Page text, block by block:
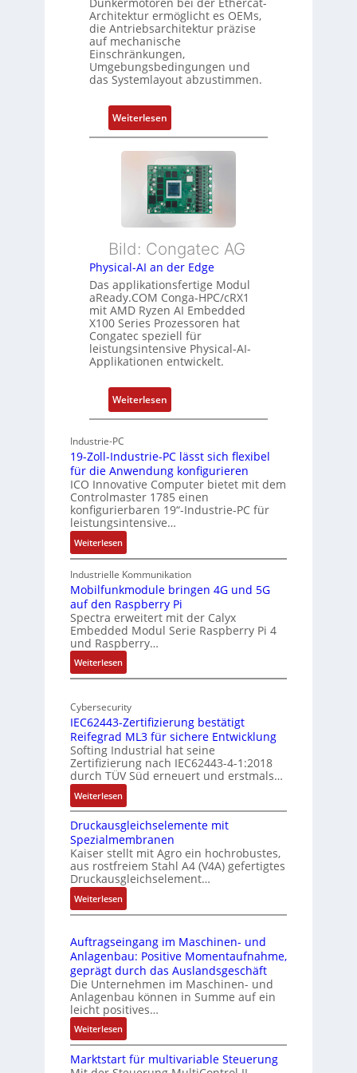
c
h
u
n
g
u
n
g
u
n
Z
u
s
t
a
n
d
ü
b
e
r
w
a
c
h
u
n
g
s
o
r
g
t
f
ü
r
m
e
h
r
i
s
t
u
n
g
Architektur ermöglicht es OEMs,
die Antriebsarchitektur präzise
auf mechanische
Einschränkungen,
Umgebungsbedingungen und
das Systemlayout abzustimmen.
Weiterlesen:
F
l
e
x
i
b
e
E
t
h
e
r
c
a
t
-
A
c
h
i
t
e
r
Bild: Congatec AG
Physical-AI an der Edge
Das applikationsfertige Modul
aReady.COM Conga-HPC/cRX1
mit AMD Ryzen AI Embedded
X100 Series Prozessoren hat
Congatec speziell für
leistungsintensive Physical-AI-
Applikationen entwickelt.
Weiterlesen:
P
s
i
c
a
I
a
n
d
E
g
e
Industrie-PC
19-Zoll-Industrie-PC lässt sich flexibel
für die Anwendung konfigurieren
ICO Innovative Computer bietet mit dem
Controlmaster 1785 einen
konfigurierbaren 19“-Industrie-PC für
leistungsintensive…
Weiterlesen:
1
9
-
Z
o
l
l
-
I
d
u
t
r
i
e
-
P
C
l
ä
s
s
s
c
h
f
l
e
x
i
Industrielle Kommunikation
Mobilfunkmodule bringen 4G und 5G
auf den Raspberry Pi
Spectra erweitert mit der Calyx
Embedded Modul Serie Raspberry Pi 4
und Raspberry…
Weiterlesen:
M
b
i
f
u
n
k
m
o
d
u
l
e
b
r
i
n
e
n
4
G
u
n
Cybersecurity
IEC62443-Zertifizierung bestätigt
Reifegrad ML3 für sichere Entwicklung
Softing Industrial hat seine
Zertifizierung nach IEC62443-4-1:2018
durch TÜV Süd erneuert und erstmals…
Weiterlesen:
I
E
C
6
2
4
4
3
Z
e
r
t
i
i
Druckausgleichselemente mit
Spezialmembranen
Kaiser stellt mit Agro ein hochrobustes,
aus rostfreiem Stahl A4 (V4A) gefertigtes
Druckausgleichselement…
Weiterlesen:
D
u
c
k
a
u
s
g
l
e
Auftragseingang im Maschinen- und
Anlagenbau: Positive Momentaufnahme,
geprägt durch das Auslandsgeschäft
Die Unternehmen im Maschinen- und
Anlagenbau können in Summe auf ein
leicht positives…
Weiterlesen:
A
u
Marktstart für multivariable Steuerung